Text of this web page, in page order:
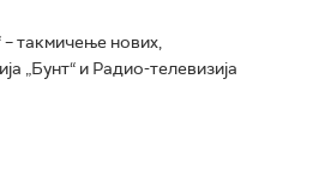
такмичење нових,
„Бунт“ и Радио-телевизија